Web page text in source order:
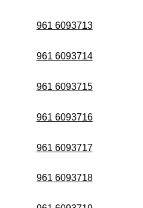
961 6093713
961 6093714
961 6093715
961 6093716
961 6093717
961 6093718